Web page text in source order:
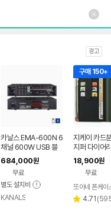
광고
카날스 EMA-600N 6
채널 600W USB 블
루투스 매장 카페 PA
앰프
684,000원
무료
별도 설치비
KANALS
구매 150+
지케이 카드
지퍼 다이어
이스 카키,
SM-A600N
18,900원
무료
또아네 폰케이
별 4.71 리
(